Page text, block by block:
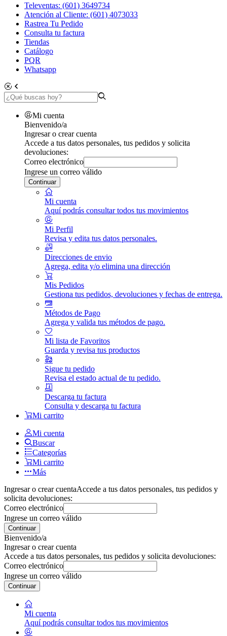
Televentas: (601) 3649734
Atención al Cliente: (601) 4073033
Rastrea Tu Pedido
Consulta tu factura
Tiendas
Catálogo
PQR
Whatsapp
Mi cuenta
Bienvenido/a
Ingresar o crear cuenta
Accede a tus datos personales, tus pedidos y solicita
devoluciones:
Correo electrónico
Ingrese un correo válido
Continuar
Mi cuenta
Aquí podrás consultar todos tus movimientos
Mi Perfil
Revisa y edita tus datos personales.
Direcciones de envio
Agrega, edita y/o elimina una dirección
Mis Pedidos
Gestiona tus pedidos, devoluciones y fechas de entrega.
Métodos de Pago
Agrega y valida tus métodos de pago.
Mi lista de Favoritos
Guarda y revisa tus productos
Sigue tu pedido
Revisa el estado actual de tu pedido.
Descarga tu factura
Consulta y descarga tu factura
Mi carrito
Mi cuenta
Buscar
Categorías
Mi carrito
Más
Ingresar o crear cuentaAccede a tus datos personales, tus pedidos y
solicita devoluciones:
Correo electrónico
Ingrese un correo válido
Continuar
Bienvenido/a
Ingresar o crear cuenta
Accede a tus datos personales, tus pedidos y solicita devoluciones:
Correo electrónico
Ingrese un correo válido
Continuar
Mi cuenta
Aquí podrás consultar todos tus movimientos